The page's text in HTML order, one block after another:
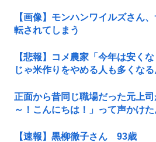
【画像】モンハンワイルズさん
転されてしまう
【悲報】コメ農家「今年は安く
じゃ米作りをやめる人も多くな
正面から昔同じ職場だった元上
～！こんにちは！」って声かけ
【速報】黒柳徹子さん 93歳